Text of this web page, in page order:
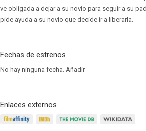
ve obligada a dejar a su novio para seguir a su
pide ayuda a su novio que decide ir a liberarla.
Fechas de estrenos
No hay ninguna fecha. Añadir
Enlaces externos